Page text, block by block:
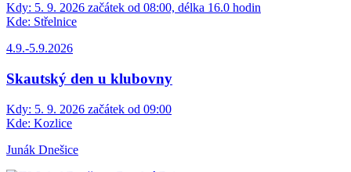
Kdy: 5. 9. 2026 začátek od 08:00, délka 16.0 hodin
Kde: Střelnice
4.9.-5.9.2026
Skautský den u klubovny
Kdy: 5. 9. 2026 začátek od 09:00
Kde: Kozlice
Junák Dnešice